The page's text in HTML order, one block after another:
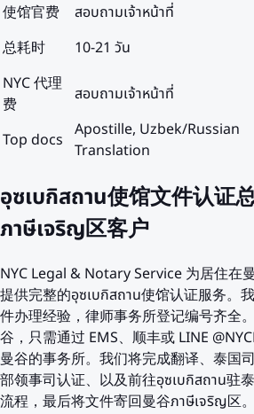
使馆官费
สอบถามเจ้าหน้าที่
总耗时
10-21 วัน
NYC 代理
费
สอบถามเจ้าหน้าที่
Top docs Apostille, Uzbek/Russian
Translation
อุซเบกิสถาน使馆文件认证
ภาษีเจริญ区客户
NYC Legal & Notary Service 为居住在
提供完整的อุซเบกิสถาน使馆认证服务。
件办理经验，律师事务所登记编号齐全
谷，只需通过 EMS、顺丰或 LINE
曼谷的事务所。我们将完成翻译、泰国
部领事司认证、以及前往อุซเบกิสถาน驻
流程，最后将文件寄回曼谷ภาษีเจริญ区。